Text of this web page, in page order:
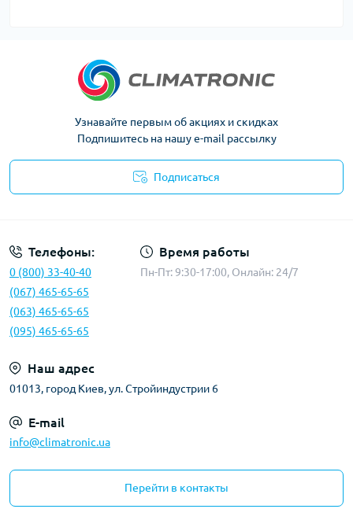
Узнавайте первым об акциях и скидках
Подпишитесь на нашу e-mail рассылку
Подписаться
Телефоны:
0 (800) 33-40-40
(067) 465-65-65
(063) 465-65-65
(095) 465-65-65
Время работы
Пн-Пт: 9:30-17:00, Онлайн: 24/7
Наш адрес
01013, город Киев, ул. Стройиндустрии 6
E-mail
info@climatronic.ua
Перейти в контакты